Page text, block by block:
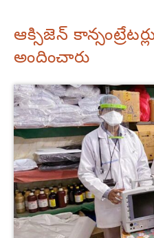
ఆక్సిజెన్
అందించారు